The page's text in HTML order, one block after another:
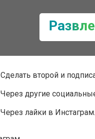
Сделать второй и
Через другие
Через лайки в Инстаграм.